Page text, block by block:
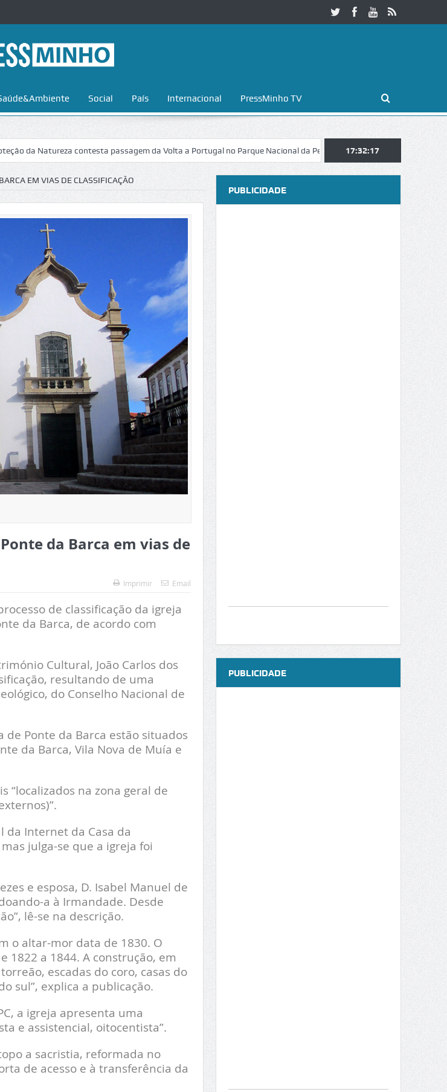
Social País Internacional PressMinho TV
contesta passagem da Volta a Portugal no Parque Nacional da Peneda-Gerês Esposende. Galaicofolia
17:32:18
EM VIAS DE CLASSIFICAÇÃO
da Barca em vias de
Imprimir Email
de classificação da igreja
da Barca, de acordo com
Cultural, João Carlos dos
resultando de uma
do Conselho Nacional de
Ponte da Barca estão situados
da Barca, Vila Nova de Muía e
“localizados na zona geral de
da Internet da Casa da
julga-se que a igreja foi
e esposa, D. Isabel Manuel de
a à Irmandade. Desde
lê-se na descrição.
o altar-mor data de 1830. O
a 1844. A construção, em
escadas do coro, casas do
sul”, explica a publicação.
a igreja apresenta uma
e assistencial, oitocentista”.
a sacristia, reformada no
de acesso e à transferência da
PUBLICIDADE
PUBLICIDADE